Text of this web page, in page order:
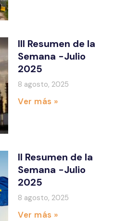
III Resumen de la
Semana -Julio
2025
8 agosto, 2025
Ver más »
II Resumen de la
Semana -Julio
2025
8 agosto, 2025
Ver más »